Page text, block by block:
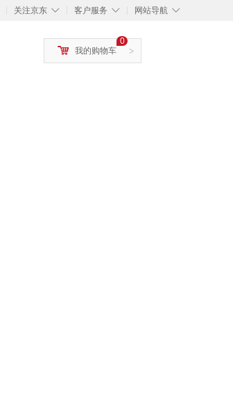
◇
关注京东 ◇
客户服务 ◇
网站导航
>
0
我的购物车